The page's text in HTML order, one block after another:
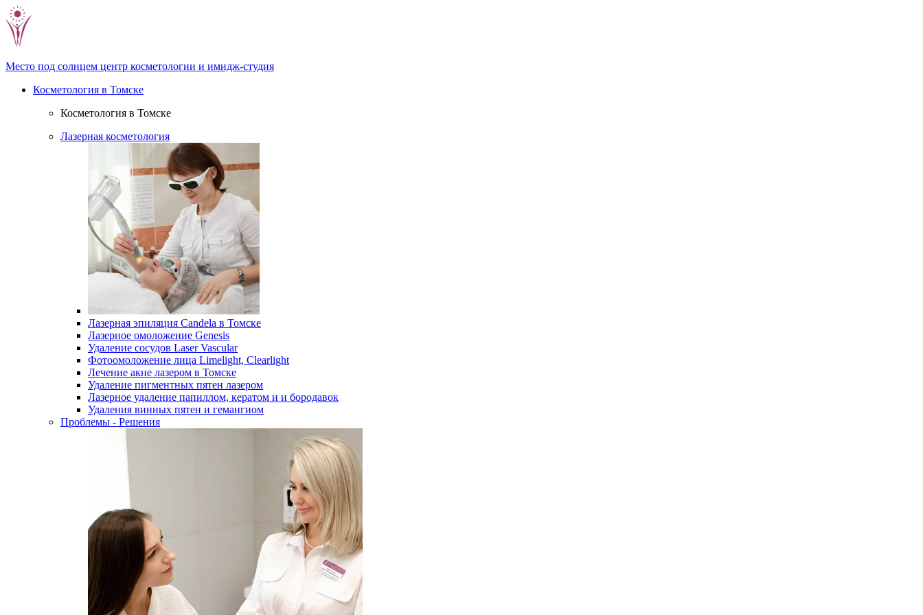
Место под солнцем центр косметологии и имидж-студия
Косметология в Томске
Косметология в Томске
Лазерная косметология
Лазерная эпиляция Candela в Томске
Лазерное омоложение Genesis
Удаление сосудов Laser Vascular
Фотоомоложение лица Limelight, Clearlight
Лечение акне лазером в Томске
Удаление пигментных пятен лазером
Лазерное удаление папиллом, кератом и и бородавок
Удаления винных пятен и гемангиом
Проблемы - Решения